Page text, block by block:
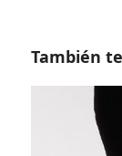
También